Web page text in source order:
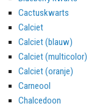
Cactuskwarts
Calciet
Calciet (blauw)
Calciet (multicolor)
Calciet (oranje)
Carneool
Chalcedoon